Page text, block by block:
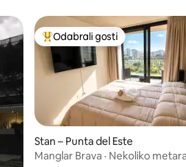
„Odabrali gosti”Među najviše rangiranima s
Odabrali gosti
Stan – Punta del Este
Manglar Brava · Nekoliko